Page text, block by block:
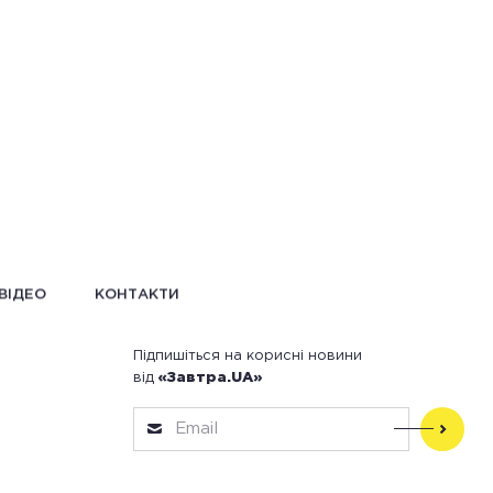
КОНТАКТИ
Підпишіться на корисні новини
від «Завтра.UA»